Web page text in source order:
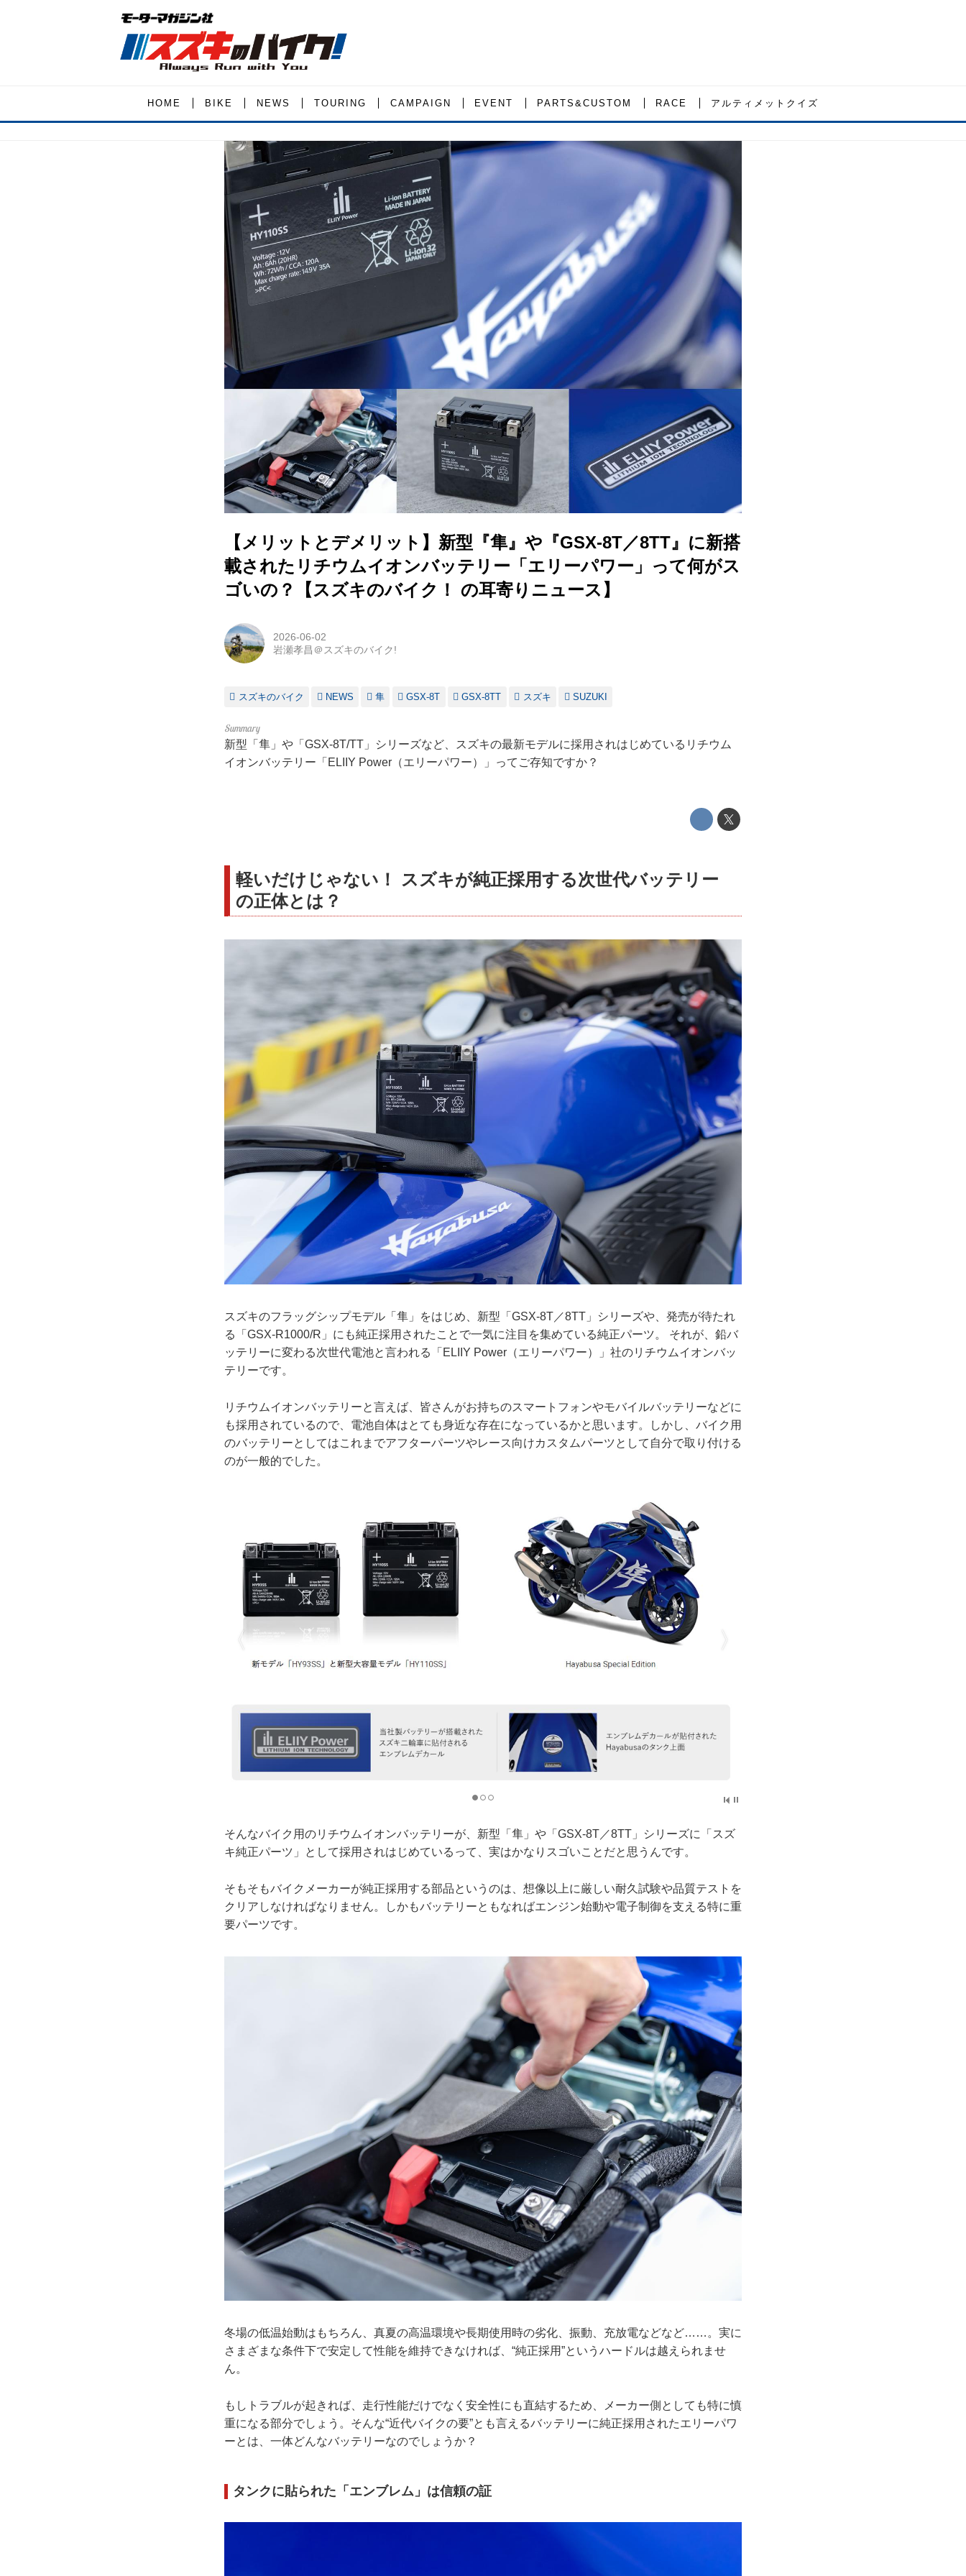
HOME BIKE NEWS TOURING CAMPAIGN EVENT PARTS&CUSTOM RACE アルティメットクイズ
【メリットとデメリット】新型『隼』や『GSX-8T／8TT』に新搭
載されたリチウムイオンバッテリー「エリーパワー」って何がス
ゴいの？【スズキのバイク！ の耳寄りニュース】
2026-06-02
岩瀬孝昌＠スズキのバイク!
スズキのバイク NEWS 隼 GSX-8T GSX-8TT スズキ SUZUKI
新型「隼」や「GSX-8T/TT」シリーズなど、スズキの最新モデルに採用されはじめているリチウム
イオンバッテリー「ELIIY Power（エリーパワー）」ってご存知ですか？
軽いだけじゃない！ スズキが純正採用する次世代バッテリー
の正体とは？
スズキのフラッグシップモデル「隼」をはじめ、新型「GSX-8T／8TT」シリーズや、発売が待たれ
る「GSX-R1000/R」にも純正採用されたことで一気に注目を集めている純正パーツ。 それが、鉛バ
ッテリーに変わる次世代電池と言われる「ELIIY Power（エリーパワー）」社のリチウムイオンバッ
テリーです。
リチウムイオンバッテリーと言えば、皆さんがお持ちのスマートフォンやモバイルバッテリーなどに
も採用されているので、電池自体はとても身近な存在になっているかと思います。しかし、バイク用
のバッテリーとしてはこれまでアフターパーツやレース向けカスタムパーツとして自分で取り付ける
のが一般的でした。
そんなバイク用のリチウムイオンバッテリーが、新型「隼」や「GSX-8T／8TT」シリーズに「スズ
キ純正パーツ」として採用されはじめているって、実はかなりスゴいことだと思うんです。
そもそもバイクメーカーが純正採用する部品というのは、想像以上に厳しい耐久試験や品質テストを
クリアしなければなりません。しかもバッテリーともなればエンジン始動や電子制御を支える特に重
要パーツです。
冬場の低温始動はもちろん、真夏の高温環境や長期使用時の劣化、振動、充放電などなど……。実に
さまざまな条件下で安定して性能を維持できなければ、“純正採用”というハードルは越えられませ
ん。
もしトラブルが起きれば、走行性能だけでなく安全性にも直結するため、メーカー側としても特に慎
重になる部分でしょう。そんな“近代バイクの要”とも言えるバッテリーに純正採用されたエリーパワ
ーとは、一体どんなバッテリーなのでしょうか？
タンクに貼られた「エンブレム」は信頼の証